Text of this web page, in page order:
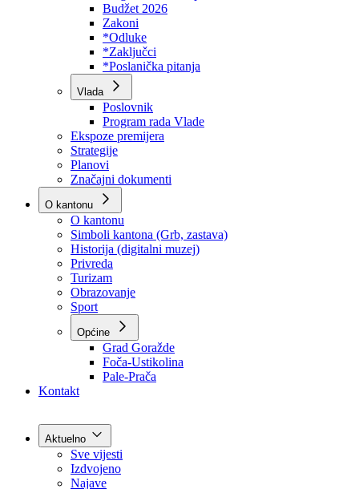
Skupština
Poslovnik
Program rada Skupštine
Budžet 2026
Zakoni
*Odluke
*Zaključci
*Poslanička pitanja
Vlada
Poslovnik
Program rada Vlade
Ekspoze premijera
Strategije
Planovi
Značajni dokumenti
O kantonu
O kantonu
Simboli kantona (Grb, zastava)
Historija (digitalni muzej)
Privreda
Turizam
Obrazovanje
Sport
Općine
Kontakt
Aktuelno